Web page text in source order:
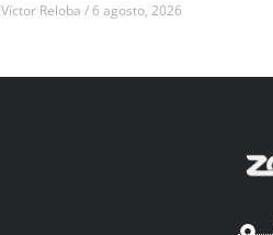
Víctor Reloba 6 agosto, 2026